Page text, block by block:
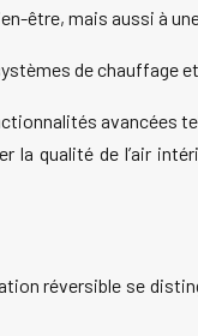
être, mais aussi à
de chauffage
avancées
qualité de l’air
réversible se